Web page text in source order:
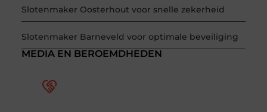
Slotenmaker Oosterhout voor snelle zekerheid
Slotenmaker Barneveld voor optimale beveiliging
MEDIA EN BEROEMDHEDEN